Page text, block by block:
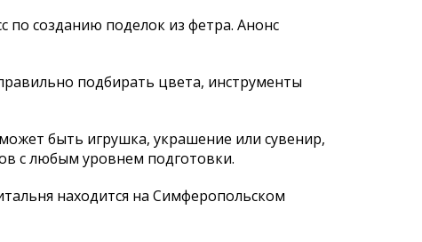
по созданию поделок из фетра. Анонс
подбирать цвета, инструменты
быть игрушка, украшение или сувенир,
с любым уровнем подготовки.
находится на Симферопольском